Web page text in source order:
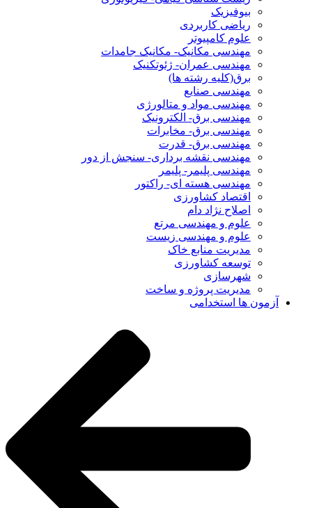
بیوفیزیک
ریاضی کاربردی
علوم کامپیوتر
مهندسی مکانیک- مکانیک جامدات
مهندسی عمران- ژئوتکنیک
برق(کلیه رشته ها)
مهندسی صنایع
مهندسی مواد و متالورژی
مهندسی برق- الکترونیک
مهندسی برق- مخابرات
مهندسی برق- قدرت
مهندسی نقشه برداری- سنجش از دور
مهندسی پلیمر- پلیمر
مهندسی هسته ای- راکتور
اقتصاد کشاورزی
اصلاح نژاد دام
علوم و مهندسی مرتع
علوم و مهندسی زیست
مدیریت منابع خاک
توسعه کشاورزی
شهرسازی
مدیریت پروژه و ساخت
آزمون ها استخدامی